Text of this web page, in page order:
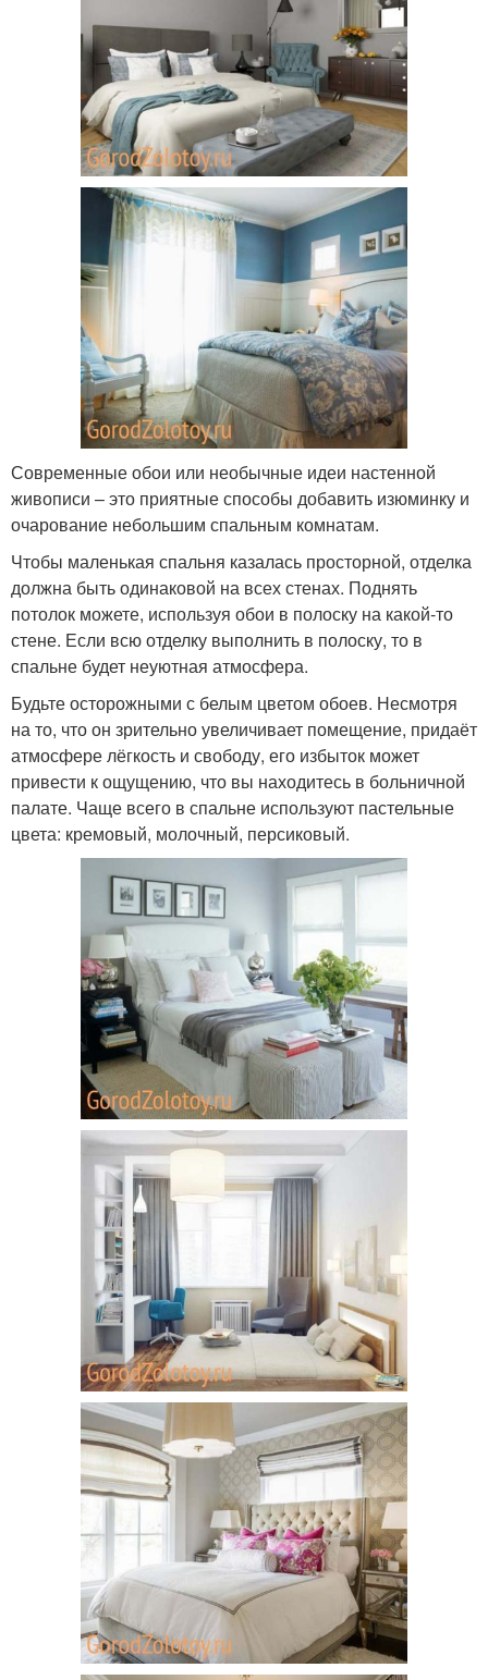
Современные обои или необычные идеи настенной
живописи – это приятные способы добавить изюминку и
очарование небольшим спальным комнатам.
Чтобы маленькая спальня казалась просторной, отделка
должна быть одинаковой на всех стенах. Поднять
потолок можете, используя обои в полоску на какой-то
стене. Если всю отделку выполнить в полоску, то в
спальне будет неуютная атмосфера.
Будьте осторожными с белым цветом обоев. Несмотря
на то, что он зрительно увеличивает помещение, придаёт
атмосфере лёгкость и свободу, его избыток может
привести к ощущению, что вы находитесь в больничной
палате. Чаще всего в спальне используют пастельные
цвета: кремовый, молочный, персиковый.